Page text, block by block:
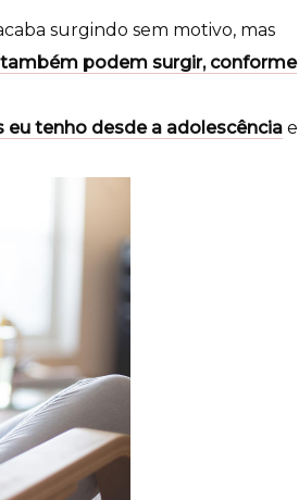
surgindo sem motivo, mas
podem surgir, conforme
tenho desde a adolescência e